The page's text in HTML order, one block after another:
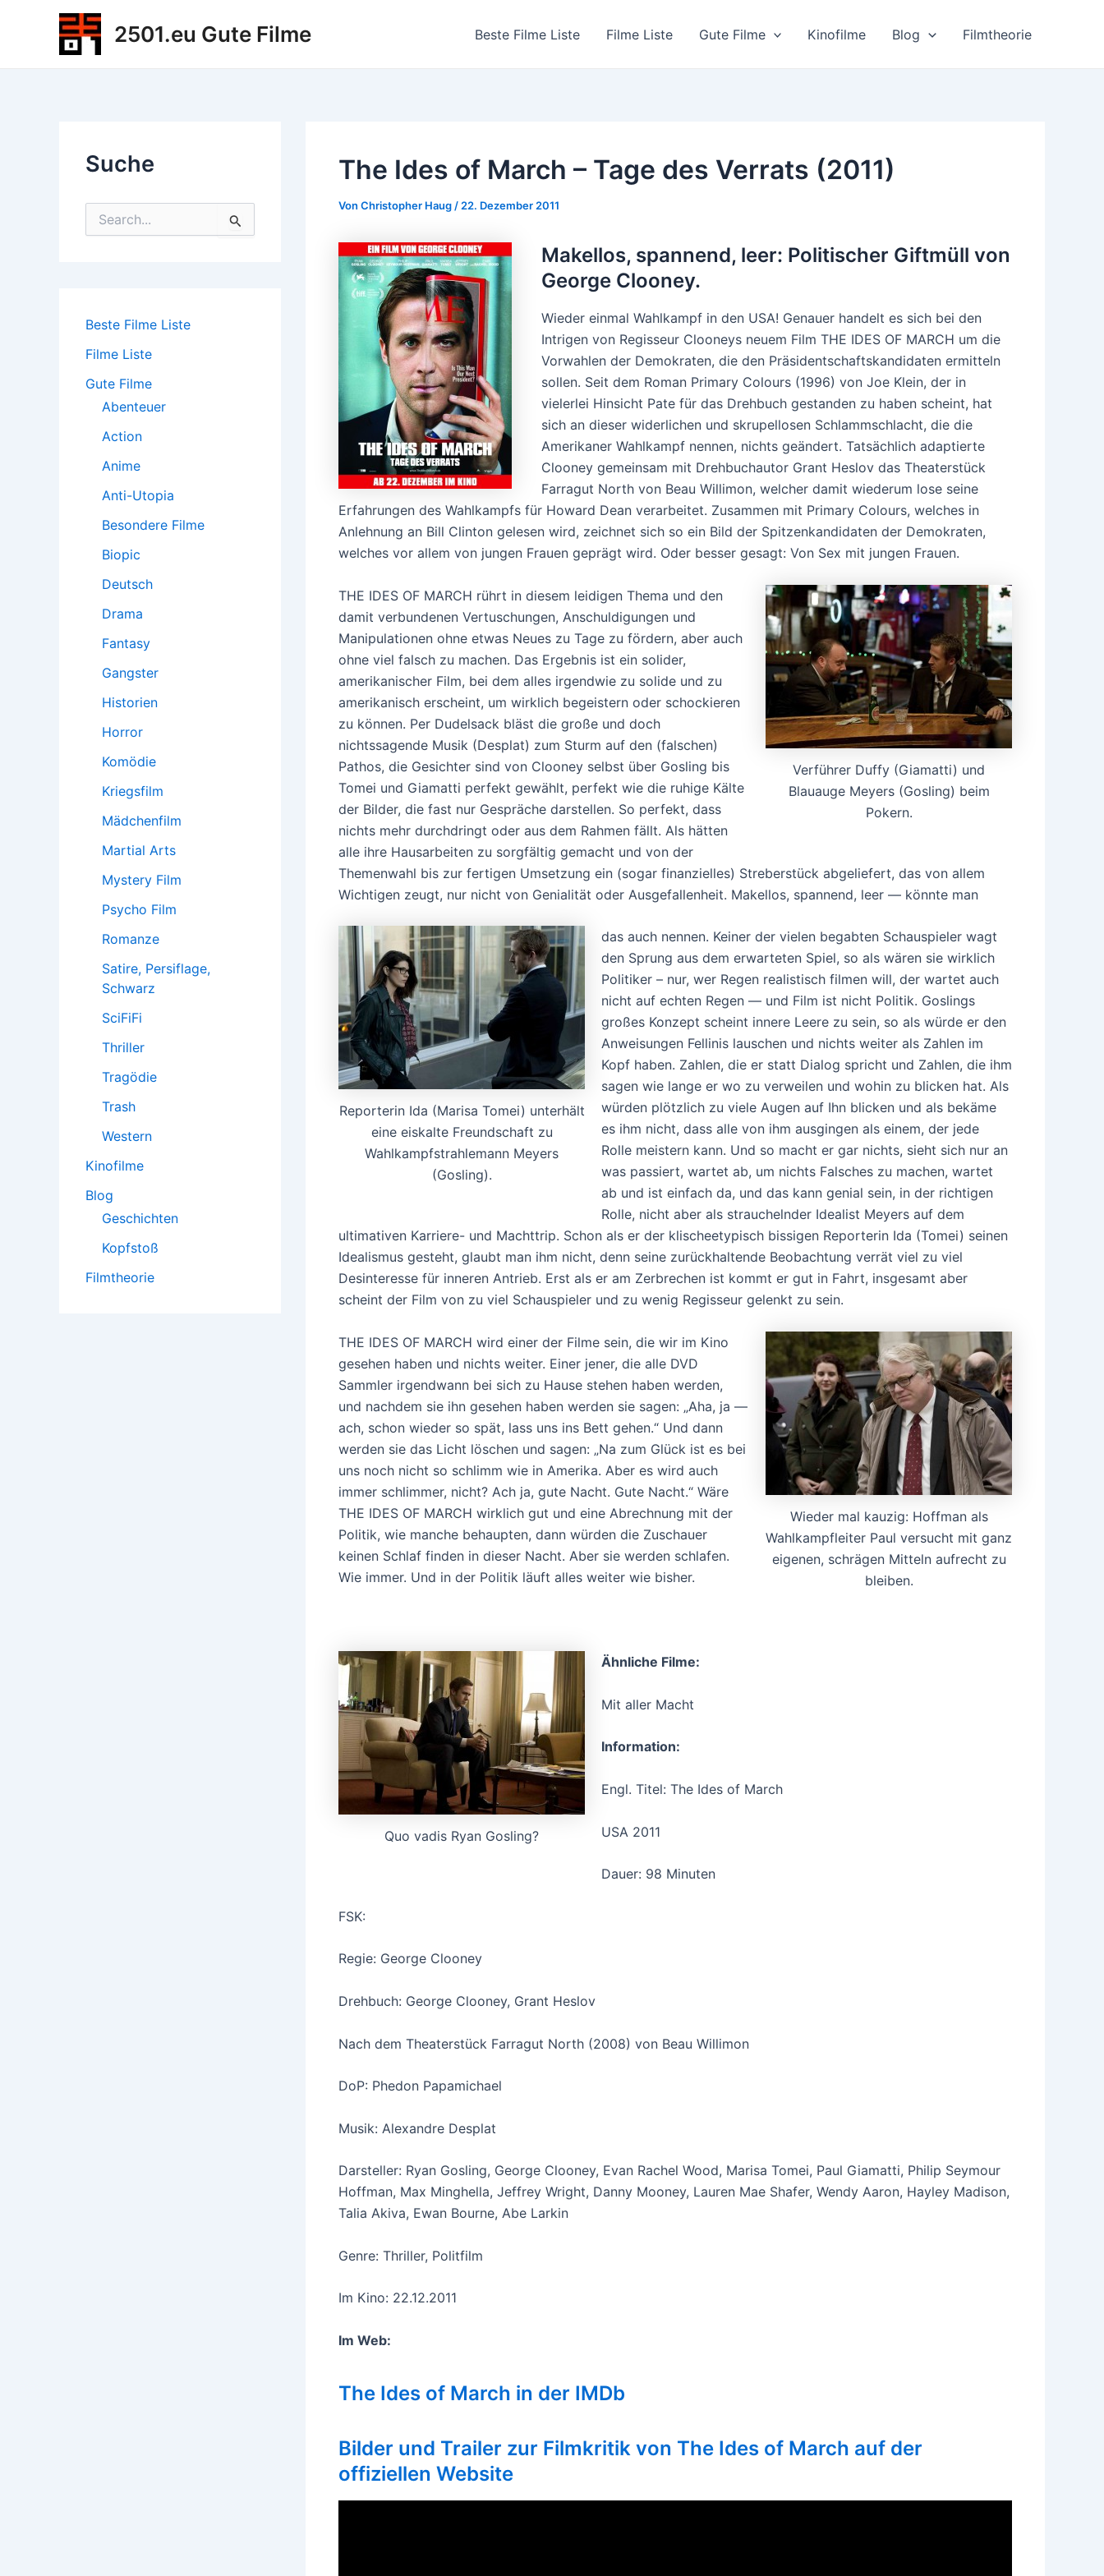
2501.eu Gute Filme Beste Filme Liste Filme Liste Gute Filme Kinofilme Blog Filmtheorie
Suche
a
h
Beste Filme Liste
Filme Liste
Gute Filme
Abenteuer
Action
Anime
Anti-Utopia
Besondere Filme
Biopic
Deutsch
Drama
Fantasy
Gangster
Historien
Horror
Komödie
Kriegsfilm
Mädchenfilm
Martial Arts
Mystery Film
Psycho Film
Romanze
Satire, Persiflage,
Schwarz
SciFiFi
Thriller
Tragödie
Trash
Western
Kinofilme
Blog
Geschichten
Kopfstoß
Filmtheorie
The Ides of March – Tage des Verrats (2011)
Von Christopher Haug / 22. Dezember 2011
Makellos, spannend, leer: Politischer Giftmüll von
George Clooney.
Wieder einmal Wahlkampf in den USA! Genauer handelt es sich bei den
Intrigen von Regisseur Clooneys neuem Film THE IDES OF MARCH um die
Vorwahlen der Demokraten, die den Präsidentschaftskandidaten ermitteln
sollen. Seit dem Roman Primary Colours (1996) von Joe Klein, der in
vielerlei Hinsicht Pate für das Drehbuch gestanden zu haben scheint, hat
sich an dieser widerlichen und skrupellosen Schlammschlacht, die die
Amerikaner Wahlkampf nennen, nichts geändert. Tatsächlich adaptierte
Clooney gemeinsam mit Drehbuchautor Grant Heslov das Theaterstück
Farragut North von Beau Willimon, welcher damit wiederum lose seine
Erfahrungen des Wahlkampfs für Howard Dean verarbeitet. Zusammen mit Primary Colours, welches in
Anlehnung an Bill Clinton gelesen wird, zeichnet sich so ein Bild der Spitzenkandidaten der Demokraten,
welches vor allem von jungen Frauen geprägt wird. Oder besser gesagt: Von Sex mit jungen Frauen.
Verführer Duffy (Giamatti) und
Blauauge Meyers (Gosling) beim
Pokern.
THE IDES OF MARCH rührt in diesem leidigen Thema und den
damit verbundenen Vertuschungen, Anschuldigungen und
Manipulationen ohne etwas Neues zu Tage zu fördern, aber auch
ohne viel falsch zu machen. Das Ergebnis ist ein solider,
amerikanischer Film, bei dem alles irgendwie zu solide und zu
amerikanisch erscheint, um wirklich begeistern oder schockieren
zu können. Per Dudelsack bläst die große und doch
nichtssagende Musik (Desplat) zum Sturm auf den (falschen)
Pathos, die Gesichter sind von Clooney selbst über Gosling bis
Tomei und Giamatti perfekt gewählt, perfekt wie die ruhige Kälte
der Bilder, die fast nur Gespräche darstellen. So perfekt, dass
nichts mehr durchdringt oder aus dem Rahmen fällt. Als hätten
alle ihre Hausarbeiten zu sorgfältig gemacht und von der
Themenwahl bis zur fertigen Umsetzung ein (sogar finanzielles) Streberstück abgeliefert, das von allem
Wichtigen zeugt, nur nicht von Genialität oder Ausgefallenheit. Makellos, spannend, leer — könnte man
Reporterin Ida (Marisa Tomei) unterhält
eine eiskalte Freundschaft zu
Wahlkampfstrahlemann Meyers
(Gosling).
das auch nennen. Keiner der vielen begabten Schauspieler wagt
den Sprung aus dem erwarteten Spiel, so als wären sie wirklich
Politiker – nur, wer Regen realistisch filmen will, der wartet auch
nicht auf echten Regen — und Film ist nicht Politik. Goslings
großes Konzept scheint innere Leere zu sein, so als würde er den
Anweisungen Fellinis lauschen und nichts weiter als Zahlen im
Kopf haben. Zahlen, die er statt Dialog spricht und Zahlen, die ihm
sagen wie lange er wo zu verweilen und wohin zu blicken hat. Als
würden plötzlich zu viele Augen auf Ihn blicken und als bekäme
es ihm nicht, dass alle von ihm ausgingen als einem, der jede
Rolle meistern kann. Und so macht er gar nichts, sieht sich nur an
was passiert, wartet ab, um nichts Falsches zu machen, wartet
ab und ist einfach da, und das kann genial sein, in der richtigen
Rolle, nicht aber als strauchelnder Idealist Meyers auf dem
ultimativen Karriere- und Machttrip. Schon als er der klischeetypisch bissigen Reporterin Ida (Tomei) seinen
Idealismus gesteht, glaubt man ihm nicht, denn seine zurückhaltende Beobachtung verrät viel zu viel
Desinteresse für inneren Antrieb. Erst als er am Zerbrechen ist kommt er gut in Fahrt, insgesamt aber
scheint der Film von zu viel Schauspieler und zu wenig Regisseur gelenkt zu sein.
Wieder mal kauzig: Hoffman als
Wahlkampfleiter Paul versucht mit ganz
eigenen, schrägen Mitteln aufrecht zu
bleiben.
THE IDES OF MARCH wird einer der Filme sein, die wir im Kino
gesehen haben und nichts weiter. Einer jener, die alle DVD
Sammler irgendwann bei sich zu Hause stehen haben werden,
und nachdem sie ihn gesehen haben werden sie sagen: „Aha, ja —
ach, schon wieder so spät, lass uns ins Bett gehen.“ Und dann
werden sie das Licht löschen und sagen: „Na zum Glück ist es bei
uns noch nicht so schlimm wie in Amerika. Aber es wird auch
immer schlimmer, nicht? Ach ja, gute Nacht. Gute Nacht.“ Wäre
THE IDES OF MARCH wirklich gut und eine Abrechnung mit der
Politik, wie manche behaupten, dann würden die Zuschauer
keinen Schlaf finden in dieser Nacht. Aber sie werden schlafen.
Wie immer. Und in der Politik läuft alles weiter wie bisher.
Quo vadis Ryan Gosling?
Ähnliche Filme:
Mit aller Macht
Information:
Engl. Titel: The Ides of March
USA 2011
Dauer: 98 Minuten
FSK:
Regie: George Clooney
Drehbuch: George Clooney, Grant Heslov
Nach dem Theaterstück Farragut North (2008) von Beau Willimon
DoP: Phedon Papamichael
Musik: Alexandre Desplat
Darsteller: Ryan Gosling, George Clooney, Evan Rachel Wood, Marisa Tomei, Paul Giamatti, Philip Seymour
Hoffman, Max Minghella, Jeffrey Wright, Danny Mooney, Lauren Mae Shafer, Wendy Aaron, Hayley Madison,
Talia Akiva, Ewan Bourne, Abe Larkin
Genre: Thriller, Politfilm
Im Kino: 22.12.2011
Im Web:
The Ides of March in der IMDb
Bilder und Trailer zur Filmkritik von The Ides of March auf der
offiziellen Website